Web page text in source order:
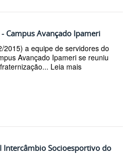
Campus Avançado Ipameri
2015) a equipe de servidores do
Avançado Ipameri se reuniu
Leia mais
Intercâmbio Socioesportivo do